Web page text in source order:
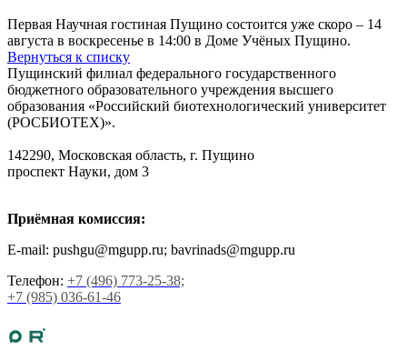
Первая Научная гостиная Пущино состоится уже скоро – 14
августа в воскресенье в 14:00 в Доме Учёных Пущино.
Вернуться к списку
Пущинский филиал федерального государственного
бюджетного образовательного учреждения высшего
образования «Российский биотехнологический университет
(РОСБИОТЕХ)».
142290, Московская область, г. Пущино
проспект Науки, дом 3
Приёмная комиссия:
E-mail: pushgu@mgupp.ru; bavrinads@mgupp.ru
Телефон: +7 (496) 773-25-38;
+7 (985) 036-61-46